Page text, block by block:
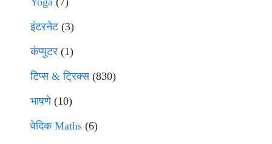
इंटरनेट(3)
कंप्युटर (1)
टिप्स & ट्रिक्स(830)
भाषणे(10)
वेदिक Maths (6)